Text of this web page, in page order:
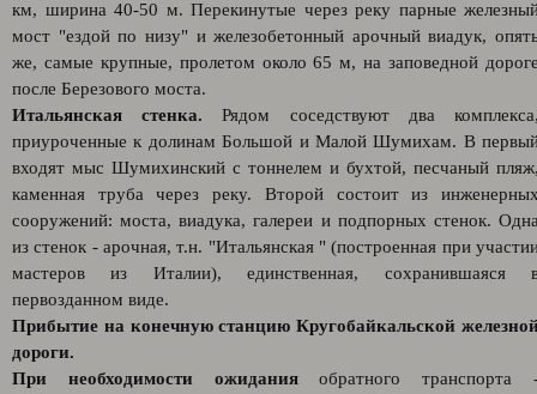
км, ширина 40-50 м. Перекинутые через реку парные
мост "ездой по низу" и железобетонный арочный виадук,
же, самые крупные, пролетом около 65 м, на заповедной
после Березового моста.
Итальянская стенка. Рядом соседствуют два
приуроченные к долинам Большой и Малой Шумихам. В
входят мыс Шумихинский с тоннелем и бухтой, песчаный
каменная труба через реку. Второй состоит из
сооружений: моста, виадука, галереи и подпорных стенок.
из стенок - арочная, т.н. "Итальянская " (построенная при
мастеров из Италии), единственная, сохранившаяся
первозданном виде.
Прибытие на конечную станцию Кругобайкальской
дороги.
При необходимости ожиданияобратного транспорта